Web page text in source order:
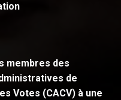
membres des
de
Votes (CACV) à une